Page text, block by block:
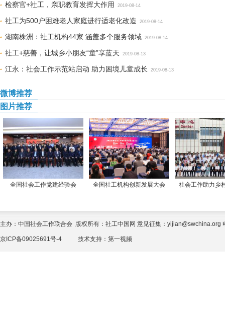
检察官+社工，亲职教育发挥大作用 2019-08-14
社工为500户困难老人家庭进行适老化改造 2019-08-14
湖南株洲：社工机构44家 涵盖多个服务领域 2019-08-14
社工+慈善，让城乡小朋友“童”享蓝天 2019-08-13
江永：社会工作示范站启动 助力困境儿童成长 2019-08-13
微博推荐
图片推荐
全国社会工作党建经验会 全国社工机构创新发展大会 社会工作助力乡
主办：中国社会工作联合会 版权所有：社工中国网 意见征集：yijian@swchina.org
京ICP备09025691号-4 技术支持： 第一视频